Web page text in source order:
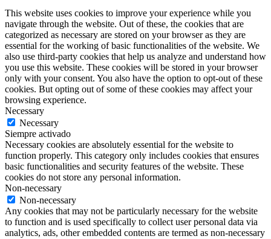
This website uses cookies to improve your experience while you
navigate through the website. Out of these, the cookies that are
categorized as necessary are stored on your browser as they are
essential for the working of basic functionalities of the website. We
also use third-party cookies that help us analyze and understand how
you use this website. These cookies will be stored in your browser
only with your consent. You also have the option to opt-out of these
cookies. But opting out of some of these cookies may affect your
browsing experience.
Necessary
Necessary
Siempre activado
Necessary cookies are absolutely essential for the website to
function properly. This category only includes cookies that ensures
basic functionalities and security features of the website. These
cookies do not store any personal information.
Non-necessary
Non-necessary
Any cookies that may not be particularly necessary for the website
to function and is used specifically to collect user personal data via
analytics, ads, other embedded contents are termed as non-necessary